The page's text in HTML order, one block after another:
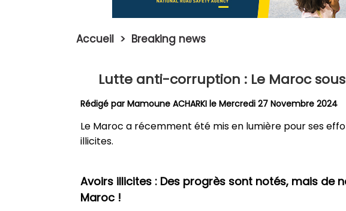
Accueil > Breaking news
Lutte anti-corruption : Le Maroc
Rédigé parMamoune ACHARKI le Mercredi 27 Novembre 2024
Le Maroc a récemment été mis en lumière pour ses
illicites.
Avoirs illicites : Des progrès sont notés, mais de
Maroc !